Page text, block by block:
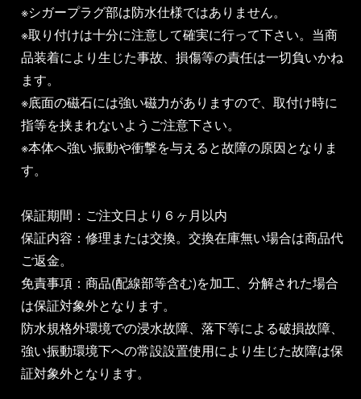
※シガープラグ部は防水仕様ではありません。
※取り付けは十分に注意して確実に行って下さい。当商
品装着により生じた事故、損傷等の責任は一切負いかね
ます。
※底面の磁石には強い磁力がありますので、取付け時に
指等を挟まれないようご注意下さい。
※本体へ強い振動や衝撃を与えると故障の原因となりま
す。
保証期間：ご注文日より６ヶ月以内
保証内容：修理または交換。交換在庫無い場合は商品代
ご返金。
免責事項：商品(配線部等含む)を加工、分解された場合
は保証対象外となります。
防水規格外環境での浸水故障、落下等による破損故障、
強い振動環境下への常設設置使用により生じた故障は保
証対象外となります。